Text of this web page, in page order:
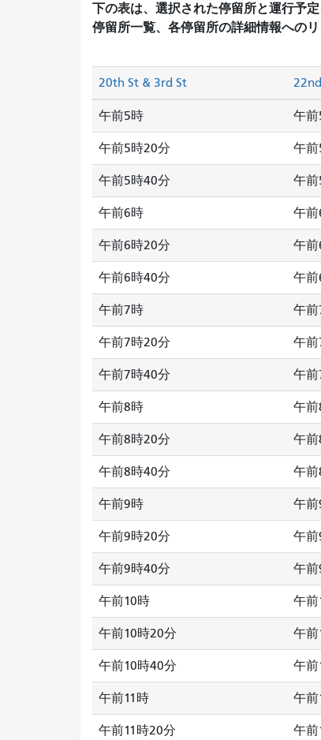
下の表は、選択された停留所と運行予定
停留所一覧、各停留所の詳細情報への
20th St & 3rd St
午前5時 午
午前5時20分 午
午前5時40分 午
午前6時 午
午前6時20分 午
午前6時40分 午
午前7時 午
午前7時20分 午
午前7時40分 午
午前8時 午
午前8時20分 午
午前8時40分 午
午前9時 午
午前9時20分 午
午前9時40分 午
午前10時 午前
午前10時20分 午前
午前10時40分 午前
午前11時 午前
午前11時20分 午前